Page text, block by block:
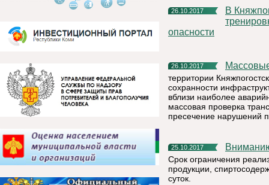
26.10.2017
В Княжпогостском районе проведена командно – штабная
опасности
26.10.2017
территории
сохранности
вблизи наиболее
массовая проверка
пресечение нарушений
25.10.2017
Срок ограничения
продукции,
суток.